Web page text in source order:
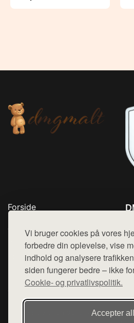
Vi bruger cookies på vores
forbedre din oplevelse, vise
indhold og analysere
siden fungerer bedre – ikke
Cookie- og privatlivspolitik.
Accepter
Forside
Top Rabatter
Blog
Kontakt
Denne side er en del af want.dk, der